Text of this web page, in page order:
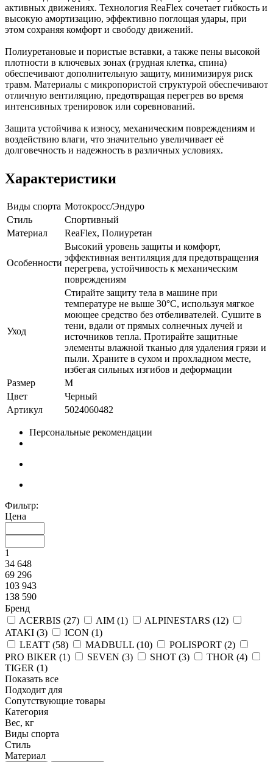
активных движениях. Технология ReaFlex сочетает гибкость и
высокую амортизацию, эффективно поглощая удары, при
этом сохраняя комфорт и свободу движений.
Полиуретановые и пористые вставки, а также пены высокой
плотности в ключевых зонах (грудная клетка, спина)
обеспечивают дополнительную защиту, минимизируя риск
травм. Материалы с микропористой структурой обеспечивают
отличную вентиляцию, предотвращая перегрев во время
интенсивных тренировок или соревнований.
Защита устойчива к износу, механическим повреждениям и
воздействию влаги, что значительно увеличивает её
долговечность и надежность в различных условиях.
Характеристики
Виды спорта Мотокросс/Эндуро
Стиль
Спортивный
Материал
ReaFlex, Полиуретан
Особенности
Высокий уровень защиты и комфорт,
эффективная вентиляция для предотвращения
перегрева, устойчивость к механическим
повреждениям
Уход
Стирайте защиту тела в машине при
температуре не выше 30°C, используя мягкое
моющее средство без отбеливателей. Сушите в
тени, вдали от прямых солнечных лучей и
источников тепла. Протирайте защитные
элементы влажной тканью для удаления грязи и
пыли. Храните в сухом и прохладном месте,
избегая сильных изгибов и деформации
Размер
M
Цвет
Черный
Артикул
5024060482
Персональные рекомендации
Фильтр:
Цена
1
34 648
69 296
103 943
138 590
Бренд
ACERBIS (27) AIM (1) ALPINESTARS (12)
ATAKI (3) ICON (1)
LEATT (58) MADBULL (10) POLISPORT (2)
PRO BIKER (1) SEVEN (3) SHOT (3) THOR (4)
TIGER (1)
Показать все
Подходит для
Сопутствующие товары
Категория
Вес, кг
Виды спорта
Стиль
Материал